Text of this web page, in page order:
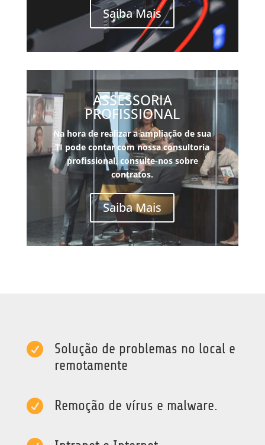
Saiba Mais
ASSESSORIA
PROFISSIONAL
Na hora de realizar a ampliação de sua
TI pode contar com nossa consultoria
profissional, consulte-nos sobre
contratos.
Saiba Mais

Solução de problemas no local e
remotamente
 Remoção de vírus e malware.